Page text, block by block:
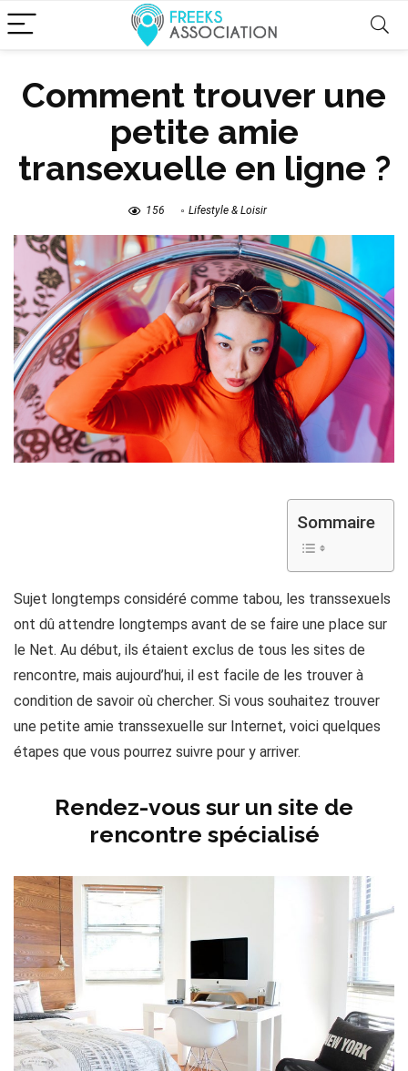
Comment trouver une
petite amie
transexuelle en ligne ?
156 Lifestyle & Loisir
Sommaire
Sujet longtemps considéré comme tabou, les transsexuels
ont dû attendre longtemps avant de se faire une place sur
le Net. Au début, ils étaient exclus de tous les sites de
rencontre, mais aujourd’hui, il est facile de les trouver à
condition de savoir où chercher. Si vous souhaitez trouver
une petite amie transsexuelle sur Internet, voici quelques
étapes que vous pourrez suivre pour y arriver.
Rendez-vous sur un site de
rencontre spécialisé